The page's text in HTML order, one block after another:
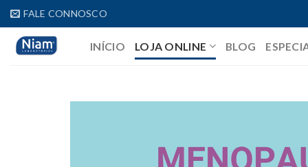
Skip
to
content
FALE CONNOSCO
INÍCIO LOJA ONLINE BLOG